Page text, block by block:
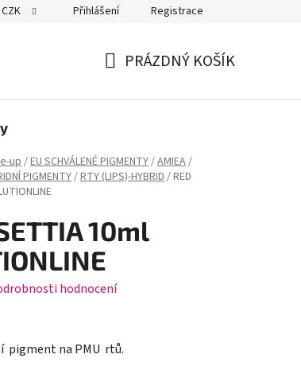
CZK Přihlášení Registrace
PRÁZDNÝ KOŠÍK
up/EU SCHVÁLENÉ PIGMENTY/AMIEA/
PIGMENTY/RTY (LIPS)-HYBRID/RED
10ml
hodnocení
pigment na PMU rtů.